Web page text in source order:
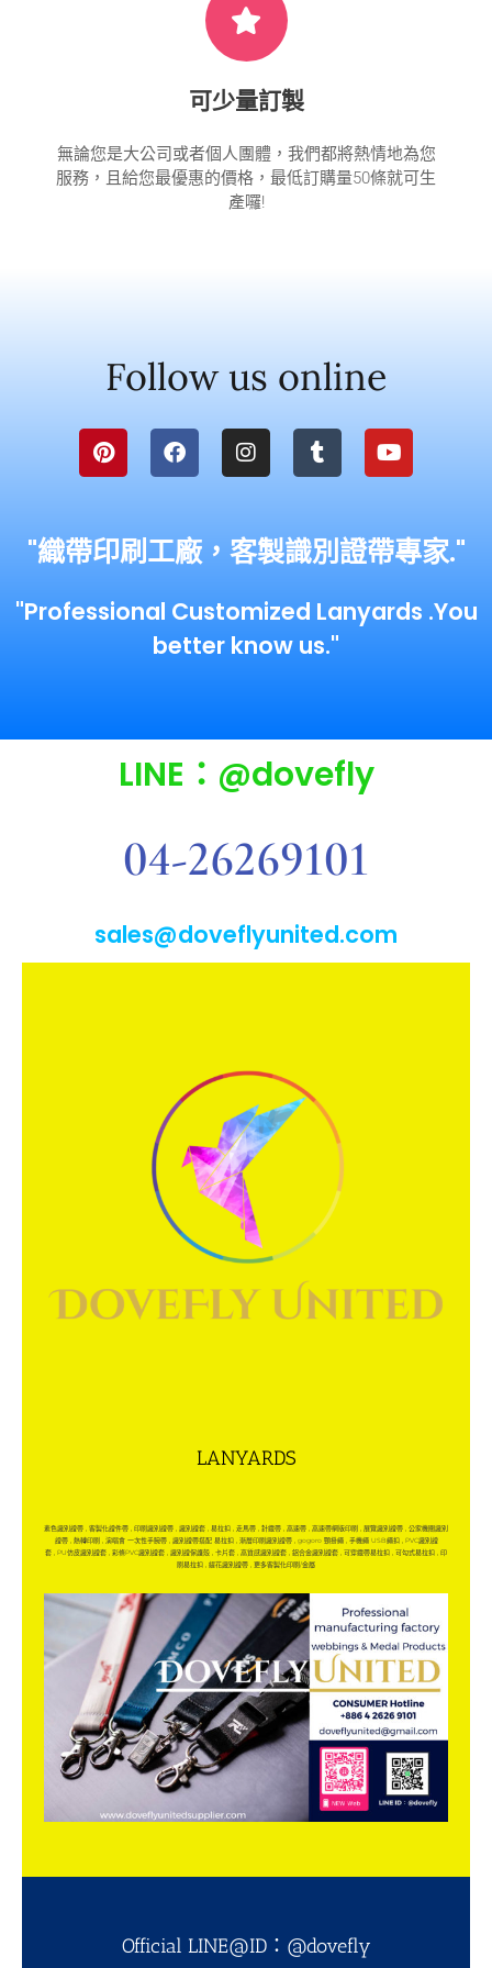
可少量訂製
無論您是大公司或者個人團體，我們都將熱情地為您
服務，且給您最優惠的價格，最低訂購量50條就可生
產囉!
"織帶印刷工廠，客製識別證帶專家."
"Professional Customized Lanyards .You
better know us."
Follow us online
LINE：@dovefly
04-26269101
sales@doveflyunited.com
LANYARDS
素色識別證帶 , 客製化證件帶 , 印刷識別證帶 , 識別證套 , 易拉扣 , 走馬帶 , 針織帶 , 高速帶 , 高速帶網版印刷 , 展覽識別證帶 , 公家機關識別
證帶, 熱轉印刷 , 演唱會 一次性手腕帶, 識別證帶搭配 易拉扣, 漸層印刷識別證帶, gogoro 頸掛繩, 手機繩 USB繩扣 , PVC識別證
套 , PU仿皮識別證套 , 彩條PVC識別證套 , 識別證保護殼 , 卡片套 , 高質感識別證套 , 鋁合金識別證套 , 可穿織帶易拉扣 , 可勾式易拉扣 , 印
刷易拉扣 , 緹花識別證帶 , 更多客製化印刷/金屬
Official LINE@ID： @dovefly